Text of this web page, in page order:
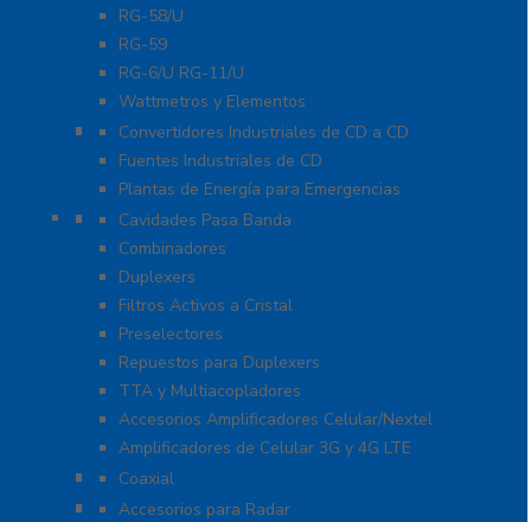
RG-58/U
RG-59
RG-6/U RG-11/U
Wattmetros y Elementos
Energía
Convertidores Industriales de CD a CD
Fuentes Industriales de CD
Plantas de Energía para Emergencias
Filtros y Sistemas en RF
Cavidades Pasa Banda
Combinadores
Duplexers
Filtros Activos a Cristal
Preselectores
Repuestos para Duplexers
TTA y Multiacopladores
Accesorios Amplificadores Celular/Nextel
Amplificadores de Celular 3G y 4G LTE
Protección Contra Descarga
Coaxial
Soluciones Marinas
Accesorios para Radar